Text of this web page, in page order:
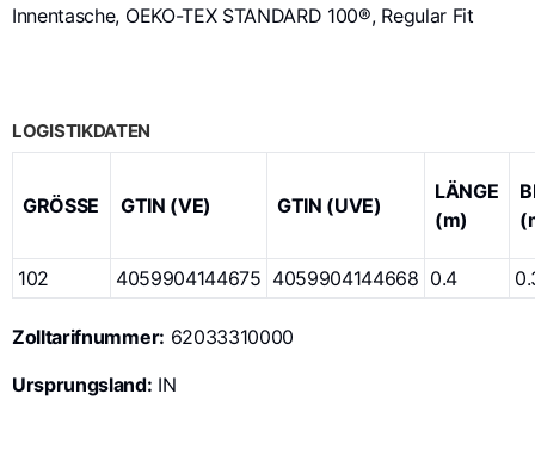
Innentasche, OEKO-TEX STANDARD 100®, Regular Fit
LOGISTIKDATEN
GRÖSSE GTIN (VE) GTIN (UVE)
LÄNGE
(m)
102 4059904144675 4059904144668 0.4
Zolltarifnummer: 62033310000
Ursprungsland: IN